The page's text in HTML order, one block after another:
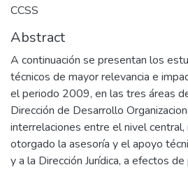
CCSS
Abstract
A continuación se presentan los
técnicos de mayor relevancia e
el periodo 2009, en las tres áreas
Dirección de Desarrollo
interrelaciones entre el nivel central,
otorgado la asesoría y el apoyo
y a la Dirección Jurídica, a efectos